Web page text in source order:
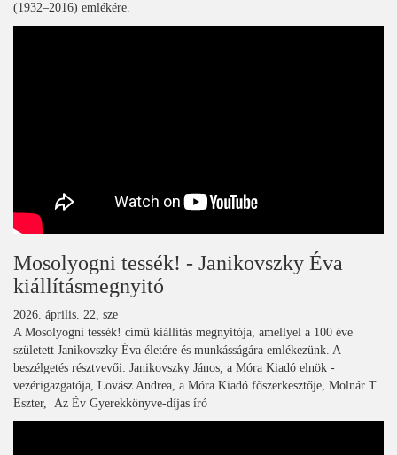
(1932–2016) emlékére.
Mosolyogni tessék! - Janikovszky Éva
kiállításmegnyitó
2026. április. 22, sze
A Mosolyogni tessék! című kiállítás megnyitója, amellyel a 100 éve
született Janikovszky Éva életére és munkásságára emlékezünk. A
beszélgetés résztvevői: Janikovszky János, a Móra Kiadó elnök -
vezérigazgatója, Lovász Andrea, a Móra Kiadó főszerkesztője, Molnár T.
Eszter, Az Év Gyerekkönyve-díjas író